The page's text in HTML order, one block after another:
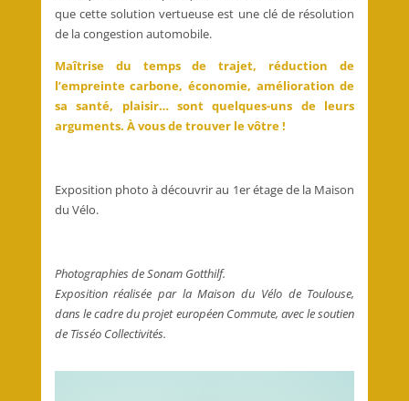
que cette solution vertueuse est une clé de résolution
de la congestion automobile.
Maîtrise du temps de trajet, réduction de
l’empreinte carbone, économie, amélioration de
sa santé, plaisir… sont quelques-uns de leurs
arguments. À vous de trouver le vôtre !
Exposition photo à découvrir au 1er étage de la Maison
du Vélo.
Photographies de Sonam Gotthilf.
Exposition réalisée par la Maison du Vélo de Toulouse,
dans le cadre du projet européen Commute, avec le soutien
de Tisséo Collectivités.